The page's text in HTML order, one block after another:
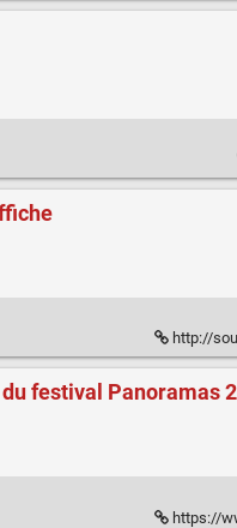
http://
festival Panoramas
https://